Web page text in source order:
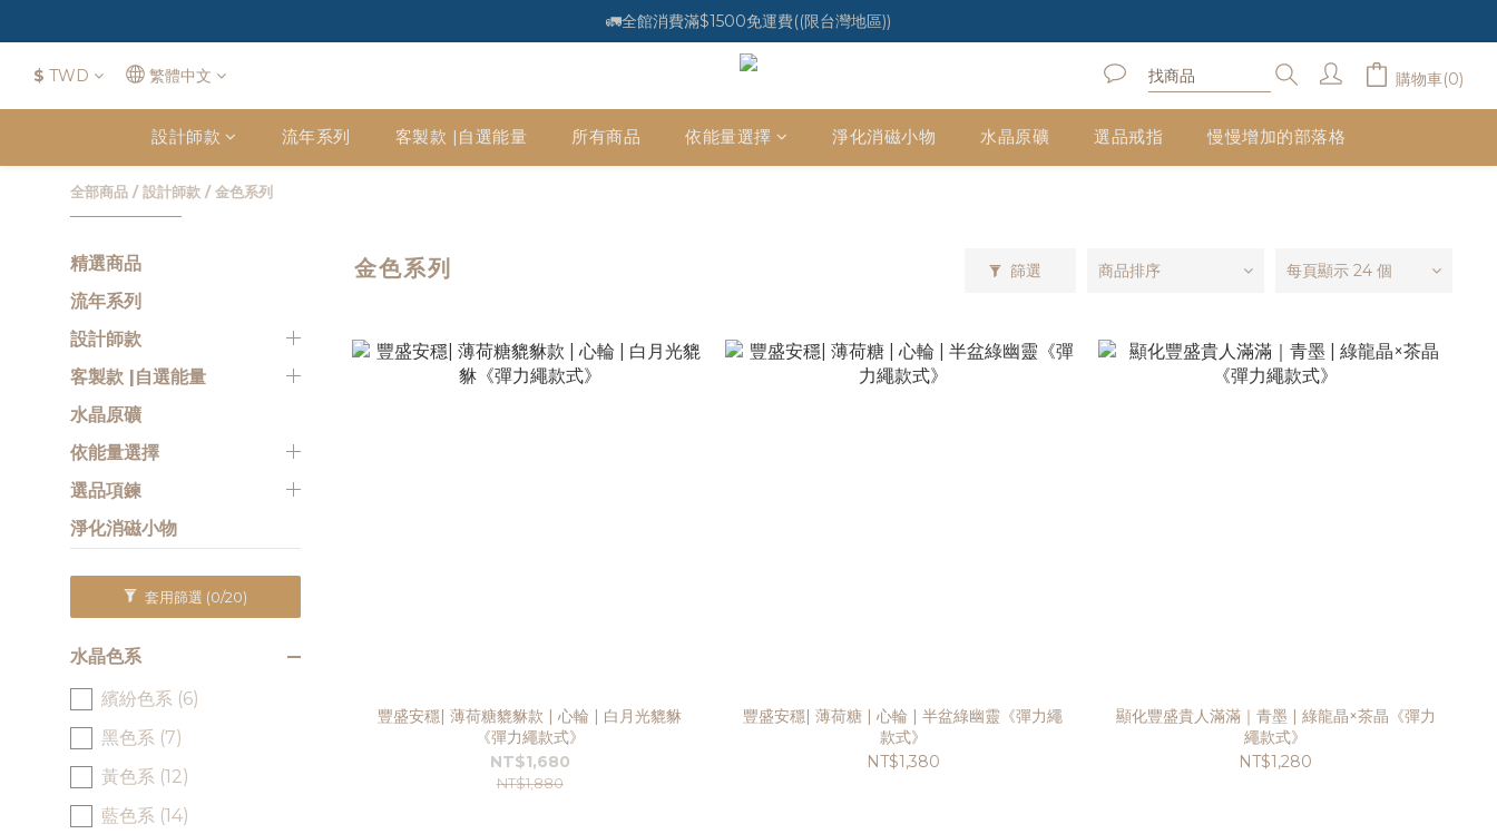
🚛全館消費滿$1500免運費((限台灣地區))
$ TWD 繁體中文 購物車(0)
設計師款 流年系列 客製款 |自選能量 所有商品 依能量選擇 淨化消磁小物 水晶原礦 選品戒指 慢慢增加的部落格
全部商品 /設計師款 /金色系列
精選商品
流年系列
設計師款
客製款 |自選能量
水晶原礦
依能量選擇
選品項鍊
淨化消磁小物
套用篩選 (0/20)
水晶色系
繽紛色系 (6)
黑色系 (7)
黃色系 (12)
藍色系 (14)
金色系列 篩選 商品排序 每頁顯示 24 個
豐盛安穩| 薄荷糖貔貅款 | 心輪 | 白月光貔貅
《彈力繩款式》
NT$1,680
NT$1,880
豐盛安穩| 薄荷糖 | 心輪 | 半盆綠幽靈《彈力繩
款式》
NT$1,380
顯化豐盛貴人滿滿｜青墨 | 綠龍晶×茶晶《彈力
繩款式》
NT$1,280